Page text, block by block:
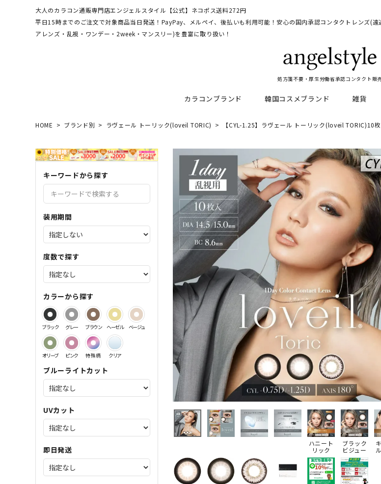
大人のカラコン通販専門店エンジェルスタイル【公式】ネコポス送料272円
平日15時までのご注文で対象商品当日発送！PayPay、メルペイ、後払いも利用可能！安心の国内承認コンタクトレンズ(遠
アレンズ・乱視・ワンデー・2week・マンスリー)を豊富に取り扱い！
処方箋不要・厚生労働省承認コンタクト販
カラコンブランド
ディファインモイスト
イルミネ
エバーカラーシリーズ シーブリンク キャンデ
レヴィアワンマンス レヴィアワンデー ネオサイ
韓国コスメブランド
3CE REJURAN Dr.jart+
その他ブランドはこちら
雑貨
乱視カラコン比較 ブルーライトカットカラコン UVカット
バレないカラコン 色素薄い系カラコン メンズカラ
サンドイッチ製法特集
HOME ブランド別 ラヴェール トーリック(loveil TORIC) 【CYL-1.25】ラヴェール トーリック(loveil TORIC)10
キーワードから探す
装用期間
度数で探す
カラーから探す
ブラック グレー ブラウン ヘーゼル ベージュ
オリーブ ピンク 特殊柄 クリア
ブルーライトカット
UVカット
即日発送
ハニート
リック
ブラック
ビジュー